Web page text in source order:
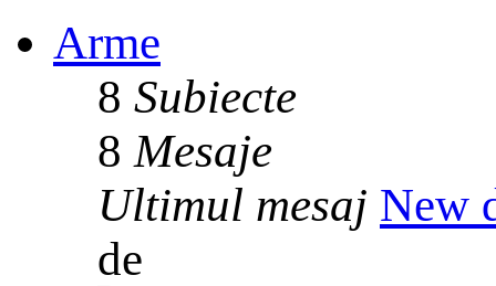
Arme
8 Subiecte
8 Mesaje
Ultimul mesaj New
de